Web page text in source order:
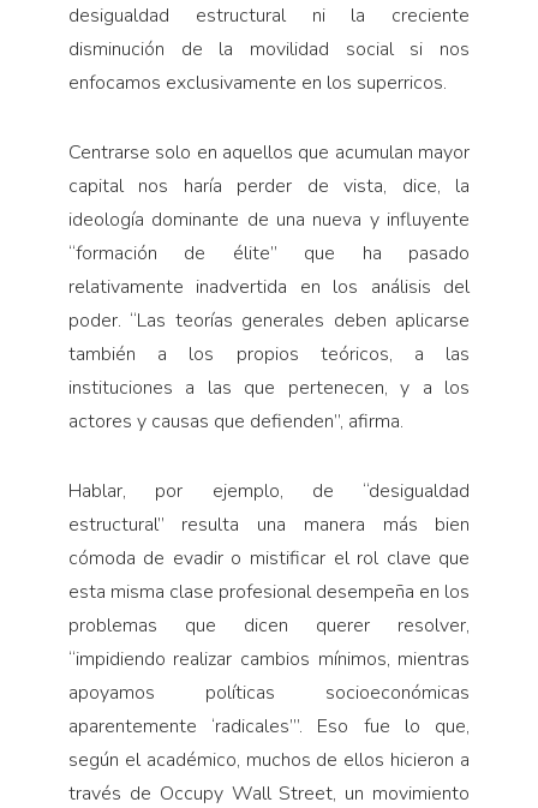
desigualdad estructural ni la creciente
disminución de la movilidad social si nos
enfocamos exclusivamente en los superricos.
Centrarse solo en aquellos que acumulan mayor
capital nos haría perder de vista, dice, la
ideología dominante de una nueva y influyente
“formación de élite” que ha pasado
relativamente inadvertida en los análisis del
poder. “Las teorías generales deben aplicarse
también a los propios teóricos, a las
instituciones a las que pertenecen, y a los
actores y causas que defienden”, afirma.
Hablar, por ejemplo, de “desigualdad
estructural” resulta una manera más bien
cómoda de evadir o mistificar el rol clave que
esta misma clase profesional desempeña en los
problemas que dicen querer resolver,
“impidiendo realizar cambios mínimos, mientras
apoyamos políticas socioeconómicas
aparentemente ‘radicales’”. Eso fue lo que,
según el académico, muchos de ellos hicieron a
través de Occupy Wall Street, un movimiento